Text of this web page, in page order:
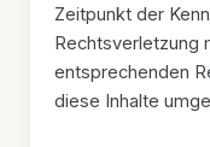
Zeitpunkt der
Rechtsverletzung
entsprechenden
diese Inhalte